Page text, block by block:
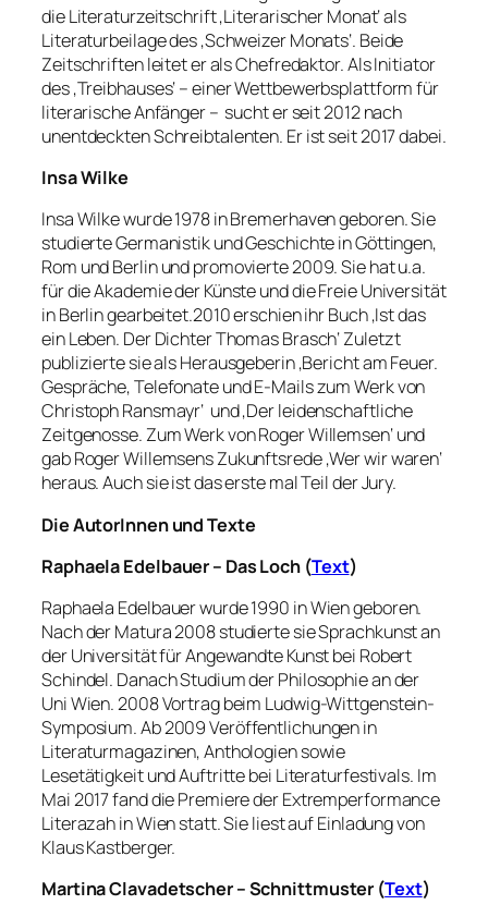
die Literaturzeitschrift ‚Literarischer Monat‘ als
Literaturbeilage des ‚Schweizer Monats‘. Beide
Zeitschriften leitet er als Chefredaktor. Als Initiator
des ‚Treibhauses‘ – einer Wettbewerbsplattform für
literarische Anfänger – sucht er seit 2012 nach
unentdeckten Schreibtalenten. Er ist seit 2017 dabei.
Insa Wilke
Insa Wilke wurde 1978 in Bremerhaven geboren. Sie
studierte Germanistik und Geschichte in Göttingen,
Rom und Berlin und promovierte 2009. Sie hat u.a.
für die Akademie der Künste und die Freie Universität
in Berlin gearbeitet.2010 erschien ihr Buch ‚Ist das
ein Leben. Der Dichter Thomas Brasch‘ Zuletzt
publizierte sie als Herausgeberin ‚Bericht am Feuer.
Gespräche, Telefonate und E-Mails zum Werk von
Christoph Ransmayr‘ und ‚Der leidenschaftliche
Zeitgenosse. Zum Werk von Roger Willemsen‘ und
gab Roger Willemsens Zukunftsrede ‚Wer wir waren‘
heraus. Auch sie ist das erste mal Teil der Jury.
Die AutorInnen und Texte
Raphaela Edelbauer – Das Loch (Text)
Raphaela Edelbauer wurde 1990 in Wien geboren.
Nach der Matura 2008 studierte sie Sprachkunst an
der Universität für Angewandte Kunst bei Robert
Schindel. Danach Studium der Philosophie an der
Uni Wien. 2008 Vortrag beim Ludwig-Wittgenstein-
Symposium. Ab 2009 Veröffentlichungen in
Literaturmagazinen, Anthologien sowie
Lesetätigkeit und Auftritte bei Literaturfestivals. Im
Mai 2017 fand die Premiere der Extremperformance
Literazah in Wien statt. Sie liest auf Einladung von
Klaus Kastberger.
Martina Clavadetscher – Schnittmuster (Text)